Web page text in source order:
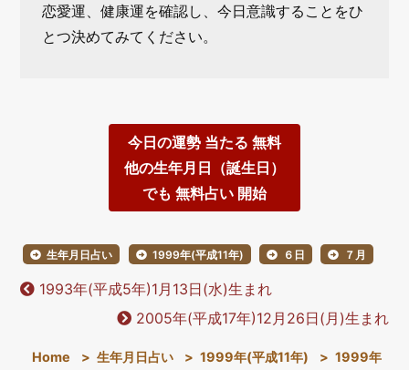
恋愛運、健康運を確認し、今日意識することをひ
とつ決めてみてください。
今日の運勢 当たる 無料
他の生年月日（誕生日）
でも 無料占い 開始
生年月日占い 1999年(平成11年) ６日 ７月
1993年(平成5年)1月13日(水)生まれ
2005年(平成17年)12月26日(月)生まれ
Home > 生年月日占い > 1999年(平成11年) > 1999年